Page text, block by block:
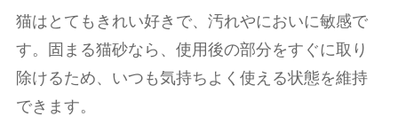
猫はとてもきれい好きで、汚れやにおいに敏感で
す。固まる猫砂なら、使用後の部分をすぐに取り
除けるため、いつも気持ちよく使える状態を維持
できます。